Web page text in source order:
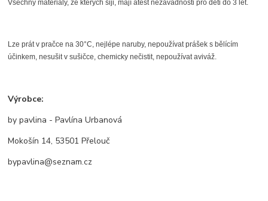
Všechny materiály, ze kterých šiji, mají atest nezávadnosti pro děti do 3 let.
Lze prát v pračce na 30°C, nejlépe naruby, nepoužívat prášek s bělícím
účinkem, nesušit v sušičce, chemicky nečistit, nepoužívat aviváž.
Výrobce:
by pavlina - Pavlína Urbanová
Mokošín 14, 53501 Přelouč
bypavlina@seznam.cz